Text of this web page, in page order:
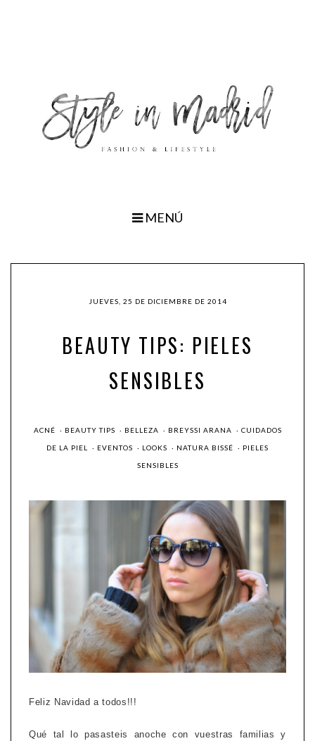
MENÚ
JUEVES, 25 DE DICIEMBRE DE 2014
BEAUTY TIPS: PIELES
SENSIBLES
ACNÉ · BEAUTY TIPS · BELLEZA · BREYSSI ARANA · CUIDADOS
DE LA PIEL · EVENTOS · LOOKS · NATURA BISSÉ · PIELES
SENSIBLES
Feliz Navidad a todos!!!
Qué tal lo pasasteis anoche con vuestras familias y